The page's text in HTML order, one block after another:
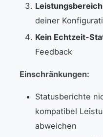
deiner
Kein Echtzeit-
Feedback
Einschränkungen:
Statusberichte
kompatibel
abweichen